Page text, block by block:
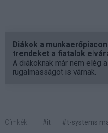
Diákok a
trendeket a fiatalok
A diákoknak már nem elég
rugalmasságot is várnak.
Címkék: #it #t-systems